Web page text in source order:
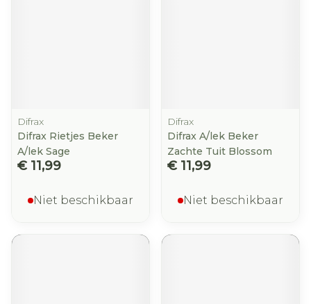
Difrax
Difrax Rietjes Beker
A/lek Sage
€ 11,99
Niet beschikbaar
Difrax
Difrax A/lek Beker
Zachte Tuit Blossom
€ 11,99
Niet beschikbaar